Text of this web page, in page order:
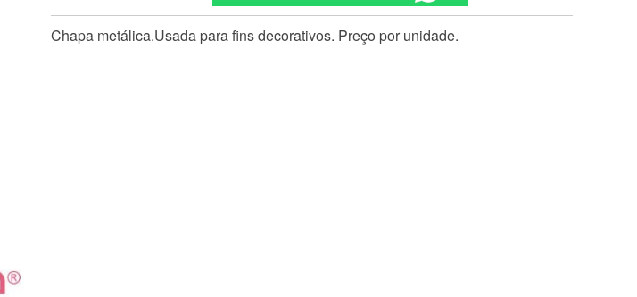
Chapa metálica.Usada para fins decorativos. Preço por unidade.